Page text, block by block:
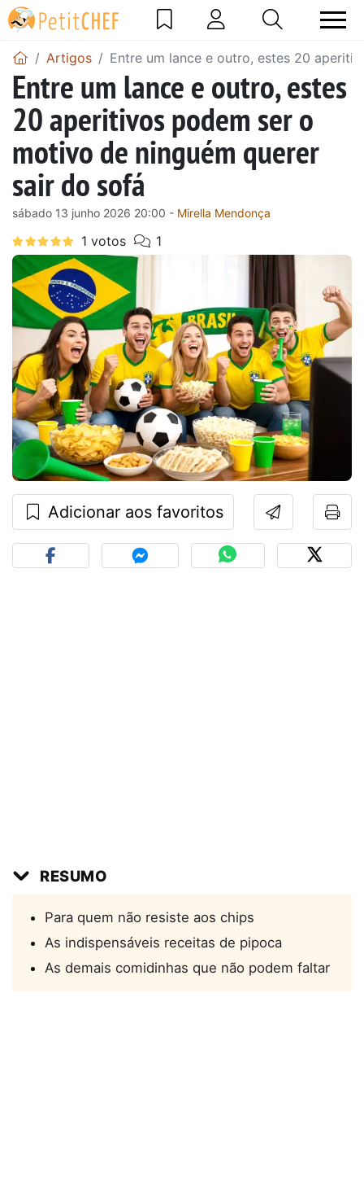
Artigos Entre um lance e outro, estes 20
Entre um lance e outro, estes
20 aperitivos podem ser o
motivo de ninguém querer
sair do sofá
sábado 13 junho 2026 20:00 - Mirella Mendonça
Adicionar aos favoritos
RESUMO
Para quem não resiste aos chips
As indispensáveis receitas de pipoca
As demais comidinhas que não podem faltar